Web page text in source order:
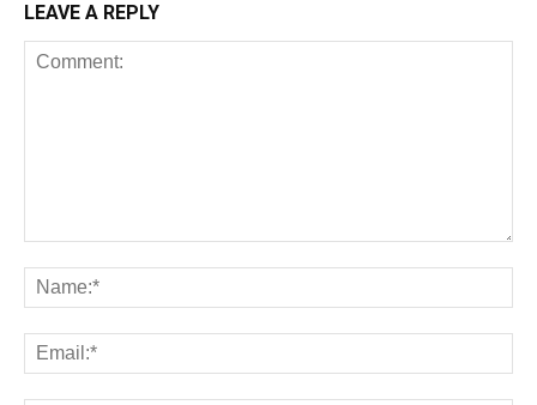
LEAVE A REPLY